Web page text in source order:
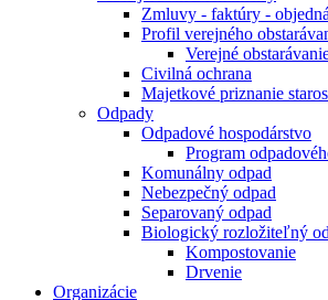
Zmluvy - faktúry -
Profil verejného
Verejné
Civilná ochrana
Majetkové priznanie
Odpady
Odpadové hospodárstvo
Program
Komunálny odpad
Nebezpečný odpad
Separovaný odpad
Biologický rozložiteľný
Kompostovanie
Drvenie
Organizácie